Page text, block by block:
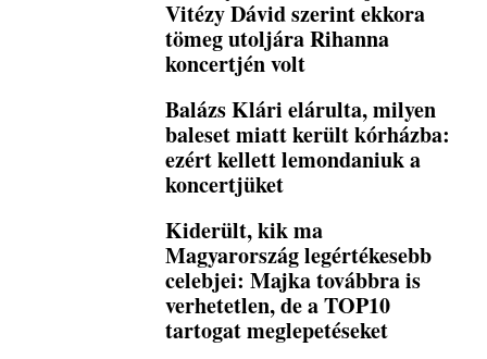
Vitézy Dávid szerint ekkora
tömeg utoljára Rihanna
koncertjén volt
Balázs Klári elárulta, milyen
baleset miatt került kórházba:
ezért kellett lemondaniuk a
koncertjüket
Kiderült, kik ma
Magyarország legértékesebb
celebjei: Majka továbbra is
verhetetlen, de a TOP10
tartogat meglepetéseket